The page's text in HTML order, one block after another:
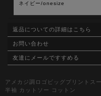
ネイビー/onesize
返品についての詳細はこちら
お問い合わせ
友達にメールですすめる
アメカジ調ロゴビッグプリントス
半袖 カットソー コットン